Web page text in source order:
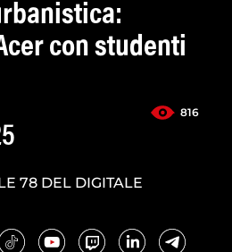
con studenti
816
78 DEL DIGITALE